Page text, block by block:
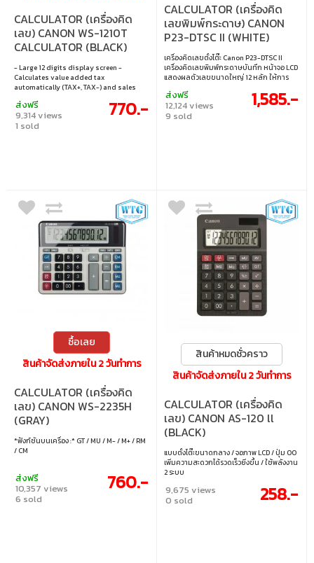
CALCULATOR (เครื่องคิด
เลข) CANON WS-1210T
CALCULATOR (BLACK)
- Large 12 digits display screen -
Calculates value added tax
automatically (TAX+, TAX-) and sales
(GT) button for total summary
calculation - Designed the pushing bu
ส่งฟรี
9,314 views
1 sold
770.-
CALCULATOR (เครื่องคิด
เลขพิมพ์กระดาษ) CANON
P23-DTSC II (WHITE)
เครื่องคิดเลขตั้งโต๊ะ Canon P23-DTSC II
เครื่องคิดเลขพิมพ์กระดาษบันทึก หน้าจอ LCD
แสดงผลตัวเลขขนาดใหญ่ 12 หลัก ให้การ
สามารถคำนวณภาษี แลกเปลี่ยนสกุลเงิน
การคำนวณทางธุรกิจ อีกทั้งแสดงผลรวม
อัตโนมัติ ได้อย่างรวดเร็ว และแม่นยำ มีแป้น
ส่งฟรี
12,124 views
9 sold
1,585.-
ซื้อเลย
สินค้าจัดส่งภายใน 2 วันทำการ
CALCULATOR (เครื่องคิด
เลข) CANON WS-2235H
(GRAY)
*ฟังก์ชันบนเครื่อง :* GT / MU / M- / M+ / RM
/ CM
ส่งฟรี
10,357 views
6 sold
760.-
สินค้าหมดชั่วคราว
สินค้าจัดส่งภายใน 2 วันทำการ
CALCULATOR (เครื่องคิด
เลข) CANON AS-120 ll
(BLACK)
แบบตั้งโต๊ะขนาดกลาง / จอภาพ LCD / ปุ่ม 00
เพิ่มความสะดวกได้รวดเร็วยิ่งขึ้น / ใช้พลังงาน
2 ระบบ
9,675 views
0 sold 258.-